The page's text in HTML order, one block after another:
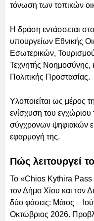
τόνωση των τοπικών
Η δράση εντάσσεται
υπουργείων Εθνικής
Εσωτερικών,
Τεχνητής Νοημοσύνης,
Πολιτικής Προστασίας.
Υλοποιείται ως μέρος
ενίσχυση του εγχώριου
σύγχρονων ψηφιακών
εφαρμογή της.
Πώς λειτουργεί
Το «Chios Kythira
τον Δήμο Χίου και τον
δύο φάσεις: Μάιος –
Οκτώβριος 2026.